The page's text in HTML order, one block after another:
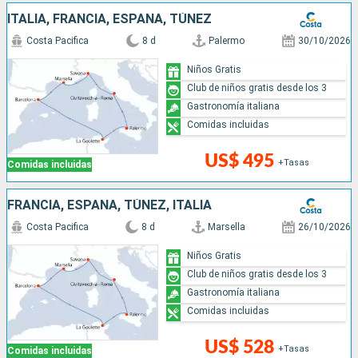
ITALIA, FRANCIA, ESPAÑA, TÚNEZ
Comidas incluidas
Costa Pacifica 8 d Palermo 30/10/2026
US$ 495 +Tasas
Niños Gratis
Club de niños gratis desde los 3
Gastronomía italiana
Comidas incluidas
FRANCIA, ESPAÑA, TÚNEZ, ITALIA
Comidas incluidas
Costa Pacifica 8 d Marsella 26/10/2026
US$ 528 +Tasas
Niños Gratis
Club de niños gratis desde los 3
Gastronomía italiana
Comidas incluidas